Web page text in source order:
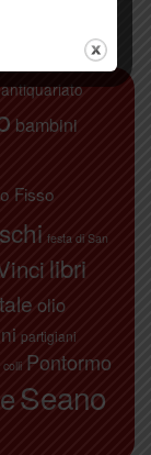
antiquariato
bambini
Fisso
festa di San
libri
olio
partigiani
Pontormo
Seano